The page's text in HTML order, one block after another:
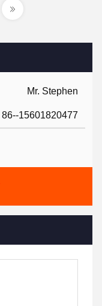
Mr. Stephen
86--15601820477